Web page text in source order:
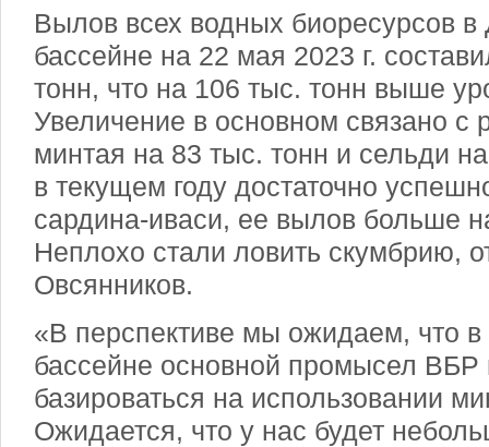
Вылов всех водных биоресурсов в
бассейне на 22 мая 2023 г.
тонн, что на 106 тыс. тонн выше
Увеличение в основном связано с
минтая на 83 тыс. тонн и сельди
в текущем году достаточно
сардина-иваси, ее вылов больше
Неплохо стали ловить скумбрию,
Овсянников.
«В перспективе мы ожидаем, что
бассейне основной промысел ВБР
базироваться на использовании
Ожидается, что у нас будет